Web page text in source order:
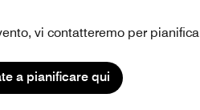
vi contatteremo per
a pianificare qui